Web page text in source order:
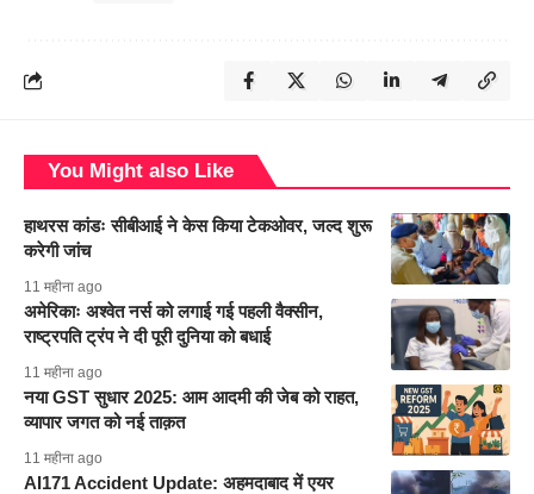
You Might also Like
हाथरस कांडः सीबीआई ने केस किया टेकओवर, जल्द शुरू
करेगी जांच
11 महीना ago
अमेरिकाः अश्वेत नर्स को लगाई गई पहली वैक्सीन,
राष्ट्रपति ट्रंप ने दी पूरी दुनिया को बधाई
11 महीना ago
नया GST सुधार 2025: आम आदमी की जेब को राहत,
व्यापार जगत को नई ताक़त
11 महीना ago
AI171 Accident Update: अहमदाबाद में एयर